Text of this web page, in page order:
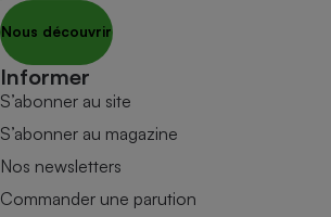
Nous découvrir
Informer
S’abonner au site
S’abonner au magazine
Nos newsletters
Commander une parution